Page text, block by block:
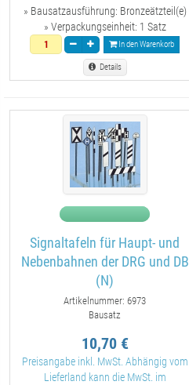
» Bausatzausführung: Bronzeätzteil(e)
» Verpackungseinheit: 1 Satz
In den Warenkorb
Details
Signaltafeln für Haupt- und
Nebenbahnen der DRG und DB
(N)
Artikelnummer: 6973
Bausatz
10,70 €
Preisangabe inkl. MwSt. Abhängig vom
Lieferland kann die MwSt. im